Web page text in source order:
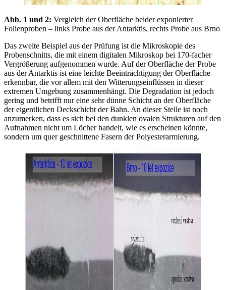
Abb. 1 und 2: Vergleich der Oberfläche beider exponierter
Folienproben – links Probe aus der Antarktis, rechts Probe aus Brno
Das zweite Beispiel aus der Prüfung ist die Mikroskopie des
Probenschnitts, die mit einem digitalen Mikroskop bei 170-facher
Vergrößerung aufgenommen wurde. Auf der Oberfläche der Probe
aus der Antarktis ist eine leichte Beeinträchtigung der Oberfläche
erkennbar, die vor allem mit den Witterungseinflüssen in dieser
extremen Umgebung zusammenhängt. Die Degradation ist jedoch
gering und betrifft nur eine sehr dünne Schicht an der Oberfläche
der eigentlichen Deckschicht der Bahn. An dieser Stelle ist noch
anzumerken, dass es sich bei den dunklen ovalen Strukturen auf den
Aufnahmen nicht um Löcher handelt, wie es erscheinen könnte,
sondern um quer geschnittene Fasern der Polyesterarmierung.